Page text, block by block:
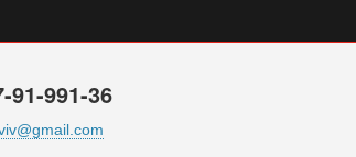
91-991-36